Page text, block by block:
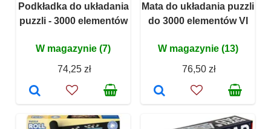
Podkładka do układania
puzzli - 3000 elementów
W magazynie (7)
74,25 zł
Mata do układania puzzli
do 3000 elementów VI
W magazynie (13)
76,50 zł